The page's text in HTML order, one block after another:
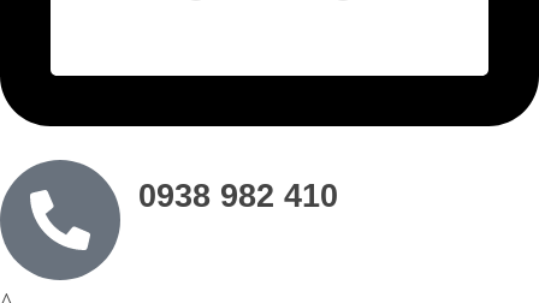
0938 982 410